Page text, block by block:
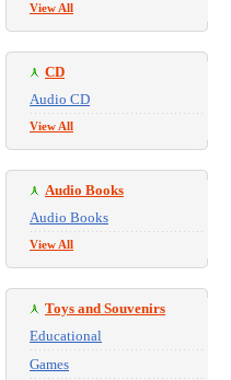
View All
CD
Audio CD
View All
Audio Books
Audio Books
View All
Toys and Souvenirs
Educational
Games